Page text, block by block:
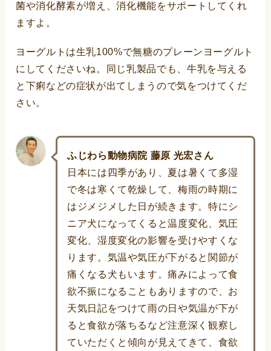
菌や消化酵素が増え、消化機能をサポートしてくれ
ますよ。
ヨーグルトは生乳100%で無糖のプレーンヨーグルト
にしてくださいね。同じ乳製品でも、牛乳を与える
と下痢などの症状が出てしまうので気をつけてくだ
さい。
ふじわら動物病院 藤原 光宏さん
日本には四季があり、夏は暑くて多湿
で冬は寒くて乾燥して、梅雨の時期に
はジメジメした日が続きます。特にシ
ニア犬になってくると温度変化、気圧
変化、湿度変化の影響を受けやすくな
ります。気温や気圧が下がると関節が
痛くなる犬もいます。痛みによって食
欲不振になることもありますので、お
天気日記をつけて雨の日や気温が下が
ると食欲が落ちるなど注意深く観察し
ていただくと傾向が見えてきて、食欲